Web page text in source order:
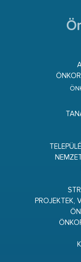
PROJEKTEK,